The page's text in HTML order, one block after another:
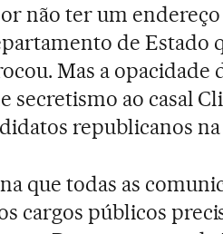
não ter um
de Estado
Mas a opacidade
secretismo ao casal
republicanos
que todas as
cargos públicos